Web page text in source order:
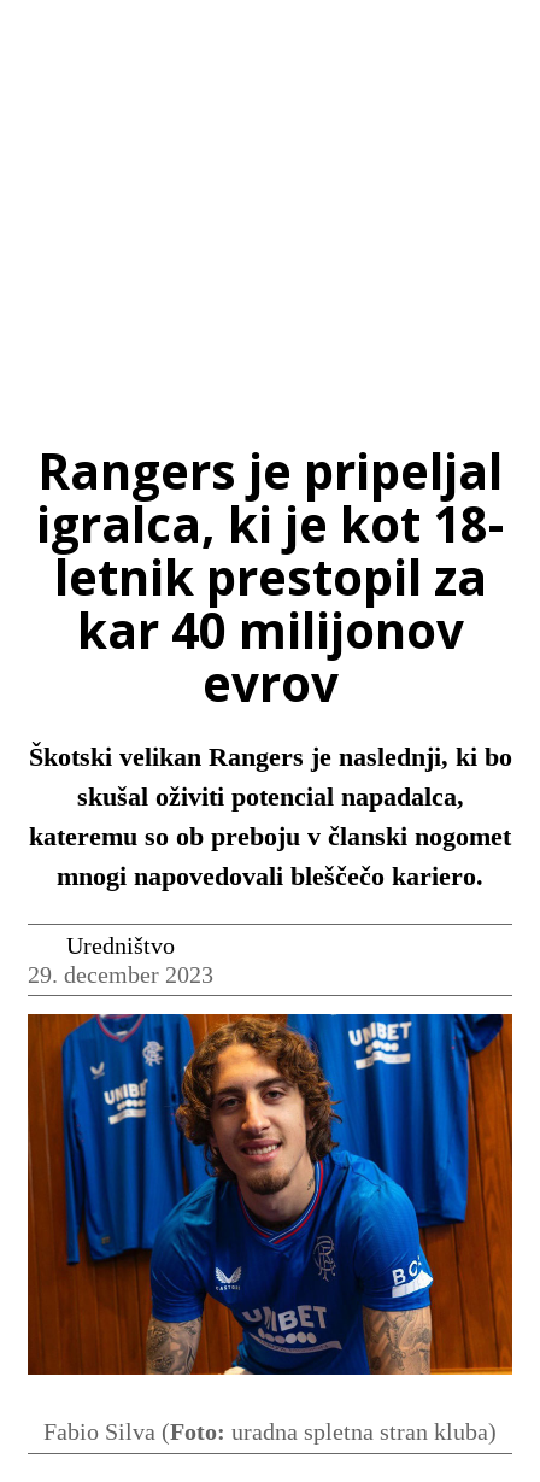
Rangers je pripeljal
igralca, ki je kot 18-
letnik prestopil za
kar 40 milijonov
evrov
Škotski velikan Rangers je naslednji, ki bo
skušal oživiti potencial napadalca,
kateremu so ob preboju v članski nogomet
mnogi napovedovali bleščečo kariero.
Uredništvo
29. december 2023
Fabio Silva (Foto: uradna spletna stran kluba)